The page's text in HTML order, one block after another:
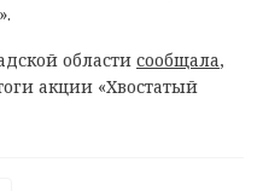
области сообщала,
акции «Хвостатый